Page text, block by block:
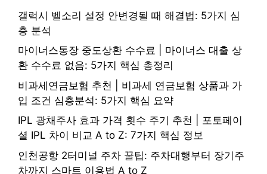
갤럭시 벨소리 설정 안변경될 때 해결법: 5가지 심
층 분석
마이너스통장 중도상환 수수료 | 마이너스 대출 상
환 수수료 없음: 5가지 핵심 총정리
비과세연금보험 추천 | 비과세 연금보험 상품과 가
입 조건 심층분석: 5가지 핵심 요약
IPL 광채주사 효과 가격 횟수 주기 추천 | 포토페이
셜 IPL 차이 비교 A to Z: 7가지 핵심 정보
인천공항 2터미널 주차 꿀팁: 주차대행부터 장기주
차까지 스마트 이용법 A to Z